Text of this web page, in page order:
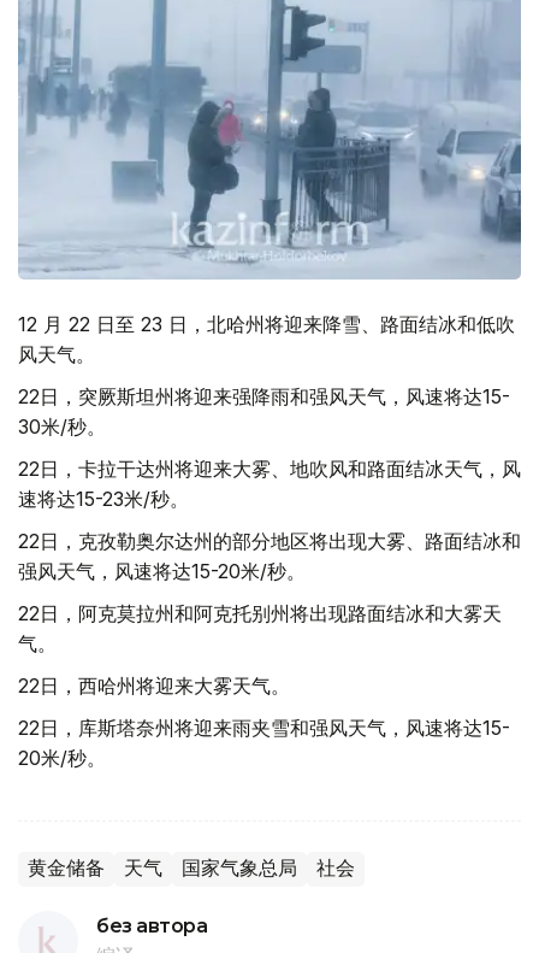
12 月 22 日至 23 日，北哈州将迎来降雪、路面结冰和低吹
风天气。
22日，突厥斯坦州将迎来强降雨和强风天气，风速将达15-
30米/秒。
22日，卡拉干达州将迎来大雾、地吹风和路面结冰天气，风
速将达15-23米/秒。
22日，克孜勒奥尔达州的部分地区将出现大雾、路面结冰和
强风天气，风速将达15-20米/秒。
22日，阿克莫拉州和阿克托别州将出现路面结冰和大雾天
气。
22日，西哈州将迎来大雾天气。
22日，库斯塔奈州将迎来雨夹雪和强风天气，风速将达15-
20米/秒。
黄金储备 天气 国家气象总局 社会
без автора